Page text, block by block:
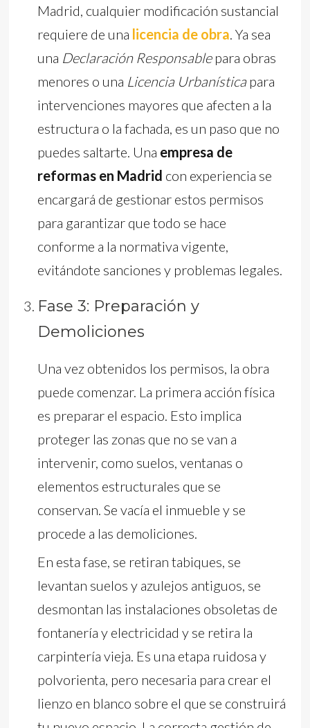
Madrid, cualquier modificación sustancial
requiere de una licencia de obra. Ya sea
una Declaración Responsablepara obras
menores o una Licencia Urbanística para
intervenciones mayores que afecten a la
estructura o la fachada, es un paso que no
puedes saltarte. Una empresa de
reformas en Madrid con experiencia se
encargará de gestionar estos permisos
para garantizar que todo se hace
conforme a la normativa vigente,
evitándote sanciones y problemas legales.
Fase 3: Preparación y
Demoliciones
Una vez obtenidos los permisos, la obra
puede comenzar. La primera acción física
es preparar el espacio. Esto implica
proteger las zonas que no se van a
intervenir, como suelos, ventanas o
elementos estructurales que se
conservan. Se vacía el inmueble y se
procede a las demoliciones.
En esta fase, se retiran tabiques, se
levantan suelos y azulejos antiguos, se
desmontan las instalaciones obsoletas de
fontanería y electricidad y se retira la
carpintería vieja. Es una etapa ruidosa y
polvorienta, pero necesaria para crear el
lienzo en blanco sobre el que se construirá